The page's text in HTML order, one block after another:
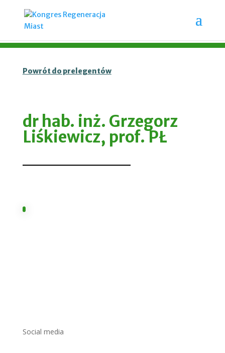
Powrót do prelegentów
dr hab. inż. Grzegorz
Liśkiewicz, prof. PŁ
Social media